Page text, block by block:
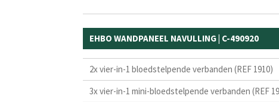
EHBO WANDPANEEL NAVULLING | C-490920
2x vier-in-1 bloedstelpende verbanden (REF 1910)
3x vier-in-1 mini-bloedstelpende verbanden (REF